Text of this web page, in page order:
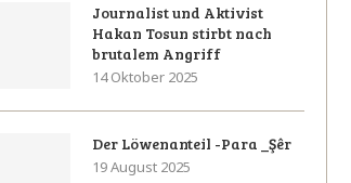
Journalist und Aktivist
Hakan Tosun stirbt nach
brutalem Angriff
14 Oktober 2025
Der Löwenanteil -Para _Şêr
19 August 2025